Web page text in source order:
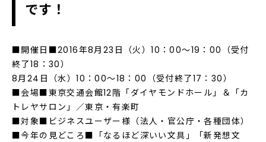
です！
■開催日■2016年8月23日（火）10：00～19：00（受付
終了18：30）
8月24日（水）10：00～18：00（受付終了17：30）
■会場■東京交通会館12階「ダイヤモンドホール」＆「カ
トレヤサロン」／東京・有楽町
■対象■ビジネスユーザー様（法人・官公庁・各種団体）
■今年の見どころ■「なるほど深いい文具」「新発想文